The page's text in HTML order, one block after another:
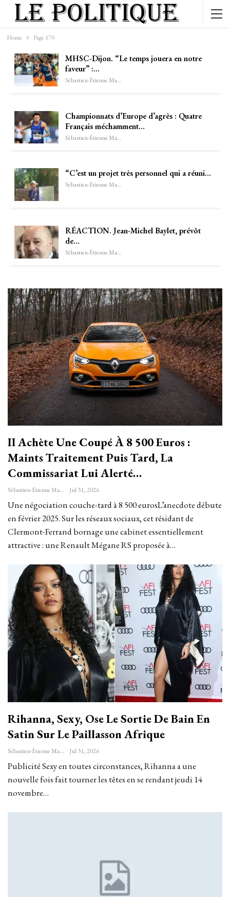
Home Page 170
MHSC-Dijon. “Le temps jouera en notre
faveur” :…
Sébastien-Étienne Marechal
Championnats d’Europe d’agrès : Quatre
Français méchamment…
Sébastien-Étienne Marechal
“C’est un projet très personnel qui a réuni…
Sébastien-Étienne Marechal
RÉACTION. Jean-Michel Baylet, prévôt
de…
Sébastien-Étienne Marechal
Il Achète Une Coupé À 8 500 Euros :
Maints Traitement Puis Tard, La
Commissariat Lui Alerté…
Sébastien-Étienne Marechal Jul 31, 2026
Une négociation couche-tard à 8 500 eurosL’anecdote débute
en février 2025. Sur les réseaux sociaux, cet résidant de
Clermont-Ferrand bornage une cabinet essentiellement
attractive : une Renault Mégane RS proposée à…
Rihanna, Sexy, Ose Le Sortie De Bain En
Satin Sur Le Paillasson Afrique
Sébastien-Étienne Marechal Jul 31, 2026
Publicité Sexy en toutes circonstances, Rihanna a une
nouvelle fois fait tourner les têtes en se rendant jeudi 14
novembre…